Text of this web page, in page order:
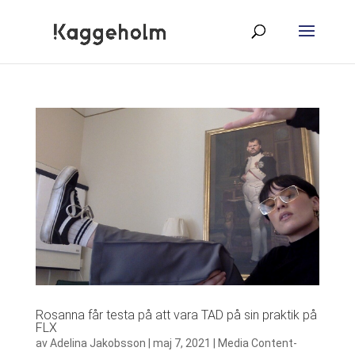
Rosanna får testa på att vara TAD på sin praktik på
FLX
avAdelina Jakobsson maj 7, 2021
Media Content-